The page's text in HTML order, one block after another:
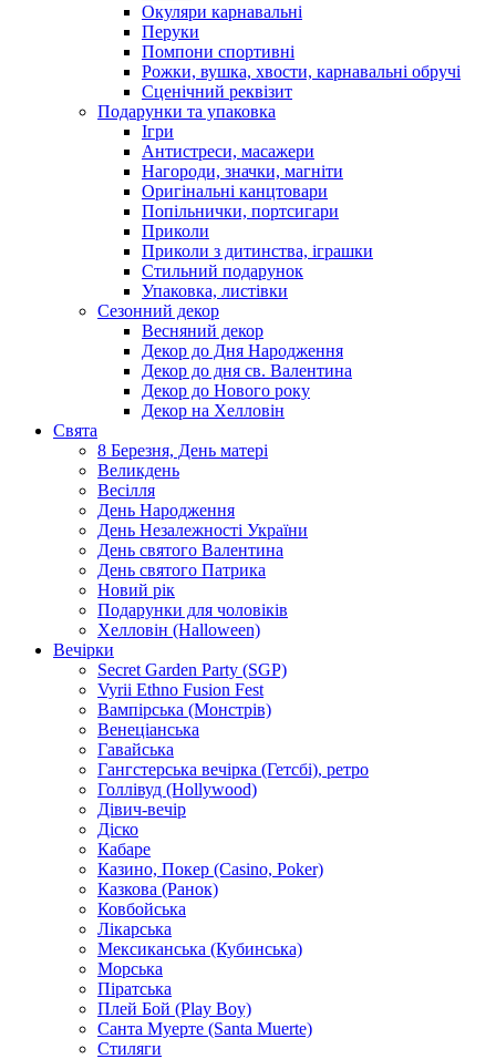
Окуляри карнавальні
Перуки
Помпони спортивні
Рожки, вушка, хвости, карнавальні обручі
Сценічний реквізит
Подарунки та упаковка
Ігри
Антистреси, масажери
Нагороди, значки, магніти
Оригінальні канцтовари
Попільнички, портсигари
Приколи
Приколи з дитинства, іграшки
Стильний подарунок
Упаковка, листівки
Сезонний декор
Весняний декор
Декор до Дня Народження
Декор до дня св. Валентина
Декор до Нового року
Декор на Хелловін
Свята
8 Березня, День матері
Великдень
Весілля
День Народження
День Незалежності України
День святого Валентина
День святого Патрика
Новий рік
Подарунки для чоловіків
Хелловін (Halloween)
Вечірки
Secret Garden Party (SGP)
Vyrii Ethno Fusion Fest
Вампірська (Монстрів)
Венеціанська
Гавайська
Гангстерська вечірка (Гетсбі), ретро
Голлівуд (Hollywood)
Дівич-вечір
Діско
Кабаре
Казино, Покер (Casino, Poker)
Казкова (Ранок)
Ковбойська
Лікарська
Мексиканська (Кубинська)
Морська
Піратська
Плей Бой (Play Boy)
Санта Муерте (Santa Muerte)
Стиляги